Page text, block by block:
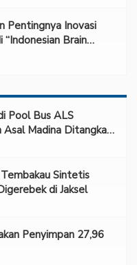
Pentingnya Inovasi
Brain
Jakarta”
Pool Bus ALS
Asal Madina Ditangkap
Sintetis
di Jaksel
Penyimpan 27,96